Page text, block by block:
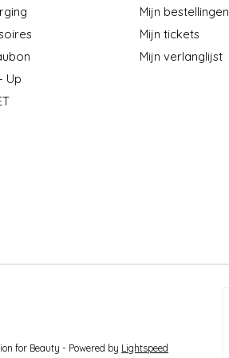
Up
Mijn bestellingen
Mijn tickets
Mijn verlanglijst
for Beauty - Powered by Lightspeed